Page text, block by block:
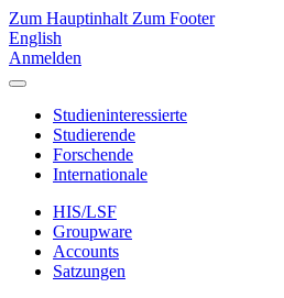
Zum Hauptinhalt Zum Footer
English
Anmelden
Studieninteressierte
Studierende
Forschende
Internationale
HIS/LSF
Groupware
Accounts
Satzungen